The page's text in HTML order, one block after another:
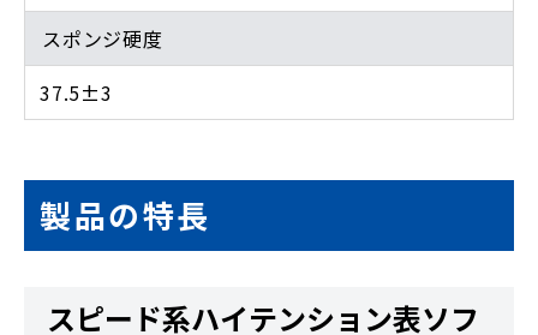
スポンジ硬度
37.5±3
製品の特長
スピード系ハイテンション表ソフ